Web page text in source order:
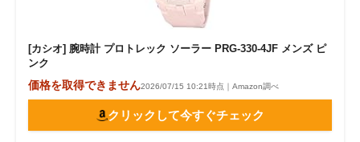
[カシオ] 腕時計 プロトレック ソーラー PRG-330-4JF メンズ ピ
ンク
価格を取得できません2026/07/15 10:21時点｜Amazon調べ
クリックして今すぐチェック